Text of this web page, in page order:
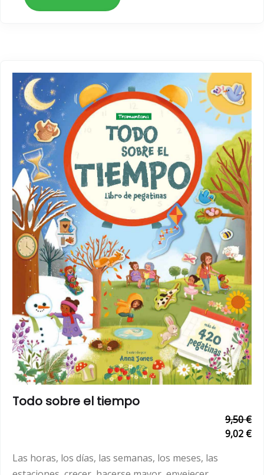
Todo sobre el tiempo
9,50 €
9,02 €
Las horas, los días, las semanas, los meses, las